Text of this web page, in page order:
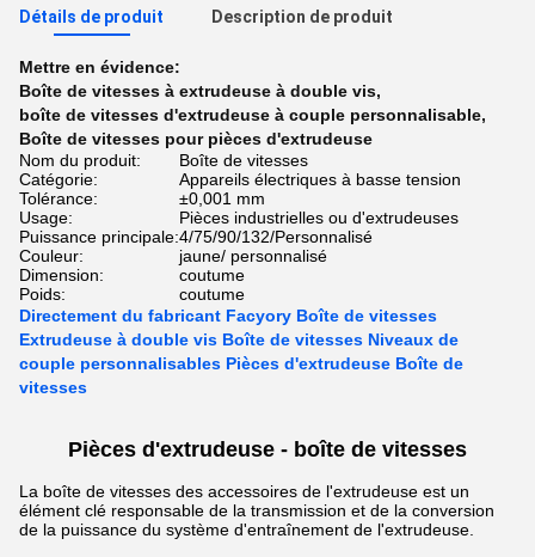
Détails de produit Description de produit
Mettre en évidence:
Boîte de vitesses à extrudeuse à double vis,
boîte de vitesses d'extrudeuse à couple personnalisable,
Boîte de vitesses pour pièces d'extrudeuse
Nom du produit:
Boîte de vitesses
Catégorie:
Appareils électriques à basse tension
Tolérance:
±0,001 mm
Usage:
Pièces industrielles ou d'extrudeuses
Puissance principale:4/75/90/132/Personnalisé
Couleur:
jaune/ personnalisé
Dimension:
coutume
Poids:
coutume
Directement du fabricant Facyory Boîte de vitesses
Extrudeuse à double vis Boîte de vitesses Niveaux de
couple personnalisables Pièces d'extrudeuse Boîte de
vitesses
Pièces d'extrudeuse - boîte de vitesses
La boîte de vitesses des accessoires de l'extrudeuse est un
élément clé responsable de la transmission et de la conversion
de la puissance du système d'entraînement de l'extrudeuse.